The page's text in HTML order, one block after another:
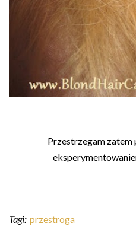
Przestrzegam zatem
Tagi: przestroga